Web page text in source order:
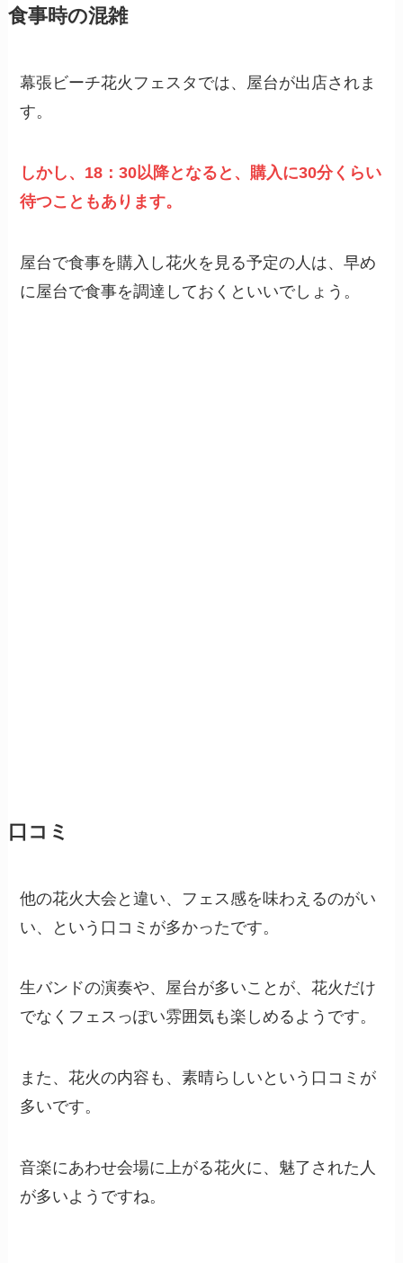
食事時の混雑
幕張ビーチ花火フェスタでは、屋台が出店されま
す。
しかし、18：30以降となると、購入に30分くらい
待つこともあります。
屋台で食事を購入し花火を見る予定の人は、早め
に屋台で食事を調達しておくといいでしょう。
口コミ
他の花火大会と違い、フェス感を味わえるのがい
い、という口コミが多かったです。
生バンドの演奏や、屋台が多いことが、花火だけ
でなくフェスっぽい雰囲気も楽しめるようです。
また、花火の内容も、素晴らしいという口コミが
多いです。
音楽にあわせ会場に上がる花火に、魅了された人
が多いようですね。